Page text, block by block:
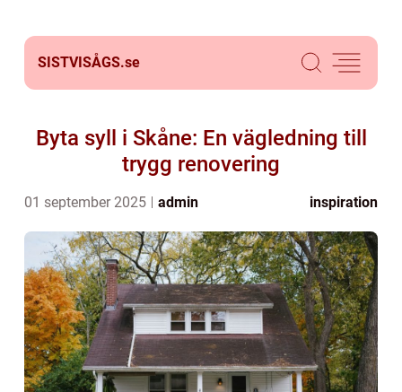
SISTVISÅGS.se
Byta syll i Skåne: En vägledning till
trygg renovering
01 september 2025 admin inspiration